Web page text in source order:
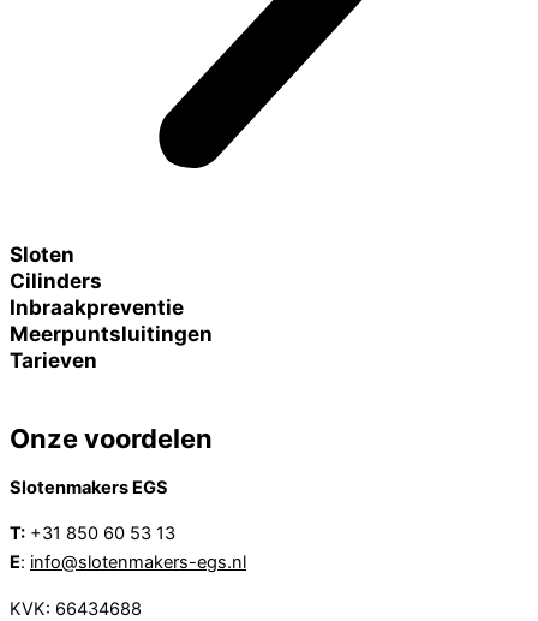
Sloten
Cilinders
Inbraakpreventie
Meerpuntsluitingen
Tarieven
Onze voordelen
Slotenmakers EGS
T: +31 850 60 53 13
E: info@slotenmakers-egs.nl
KVK: 66434688